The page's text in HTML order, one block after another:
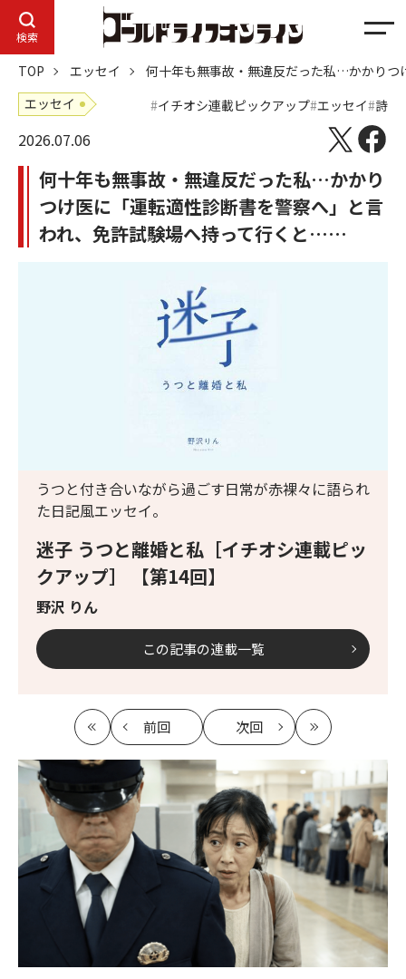
検索
メ
ュ
ー
TOP エッセイ
何十年も無事故・無違反だった私…かかり
エッセイ
イチオシ連載ピックアップ エッセイ 詩
2026.07.06
何十年も無事故・無違反だった私…かかり
つけ医に「運転適性診断書を警察へ」と言
われ、免許試験場へ持って行くと……
迷子 うつと離婚と私［イチオシ連載ピッ
クアップ］ 【第14回】
野沢 りん
うつと付き合いながら過ごす日常が赤裸々に語られ
た日記風エッセイ。
この記事の連載一覧
最
初
前回
記
事
へ
次回
記
事
へ
最
新